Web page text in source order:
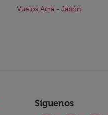
Vuelos Acra - Japón
Síguenos